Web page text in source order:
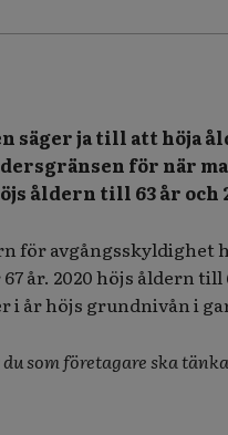
säger ja till att höja
för när
åldern till 63 år och
för avgångsskyldighet
år. 2020 höjs åldern till
i år höjs grundnivån i
du som företagare ska